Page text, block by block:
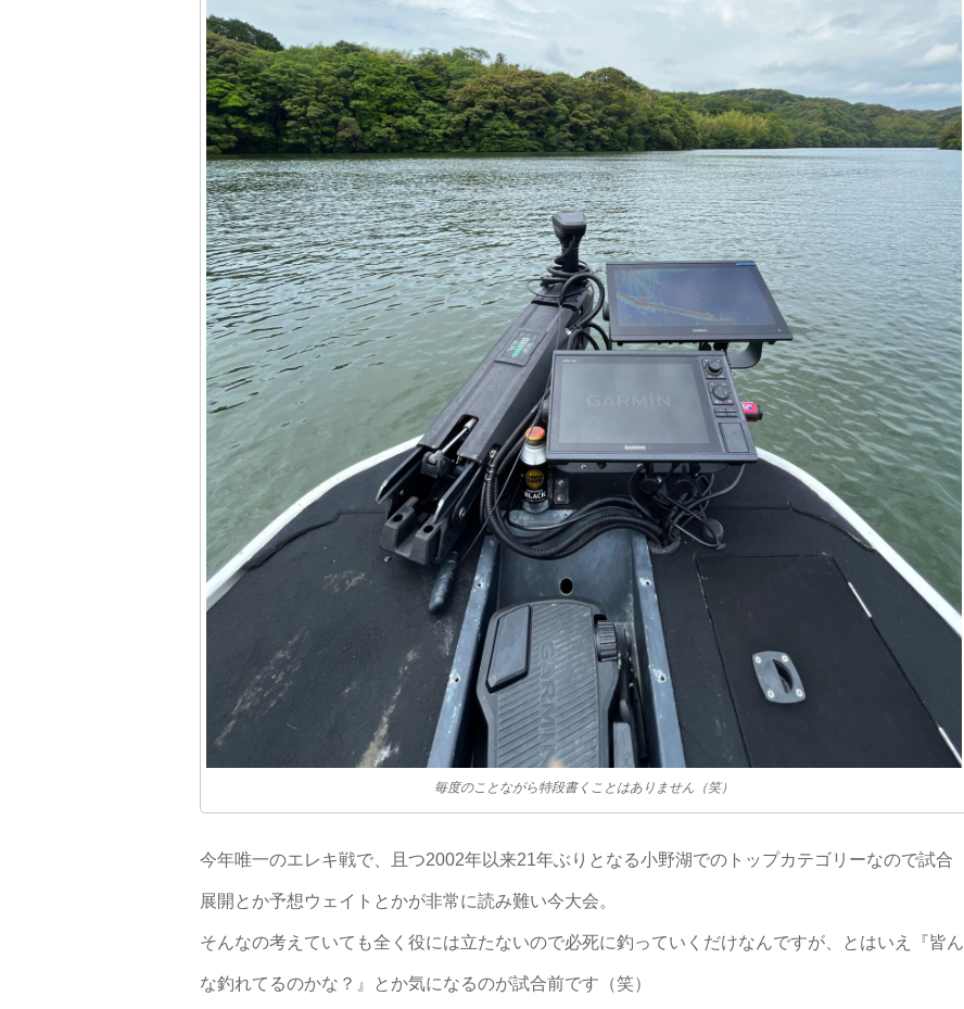
毎度のことながら特段書くことはありません（笑）
今年唯一のエレキ戦で、且つ2002年以来21年ぶりとなる小野湖でのトップカテゴリーなので試合
展開とか予想ウェイトとかが非常に読み難い今大会。
そんなの考えていても全く役には立たないので必死に釣っていくだけなんですが、とはいえ『皆ん
な釣れてるのかな？』とか気になるのが試合前です（笑）